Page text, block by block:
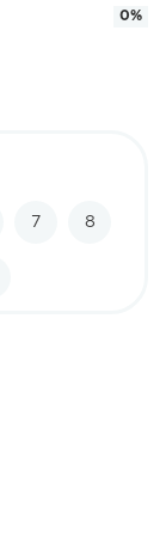
0%
7 8